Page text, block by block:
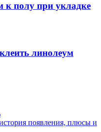
к полу при укладке
линолеум
появления, плюсы и